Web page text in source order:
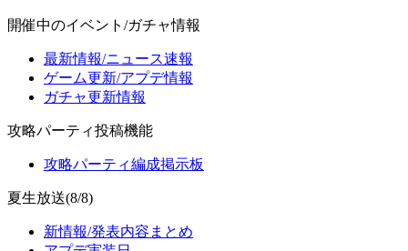
開催中のイベント/ガチャ情報
最新情報/ニュース速報
ゲーム更新/アプデ情報
ガチャ更新情報
攻略パーティ投稿機能
攻略パーティ編成掲示板
夏生放送(8/8)
新情報/発表内容まとめ